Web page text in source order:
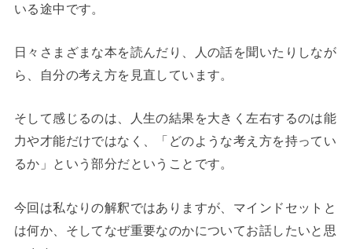
いる途中です。
日々さまざまな本を読んだり、人の話を聞いたりしなが
ら、自分の考え方を見直しています。
そして感じるのは、人生の結果を大きく左右するのは能
力や才能だけではなく、「どのような考え方を持ってい
るか」という部分だということです。
今回は私なりの解釈ではありますが、マインドセットと
は何か、そしてなぜ重要なのかについてお話したいと思